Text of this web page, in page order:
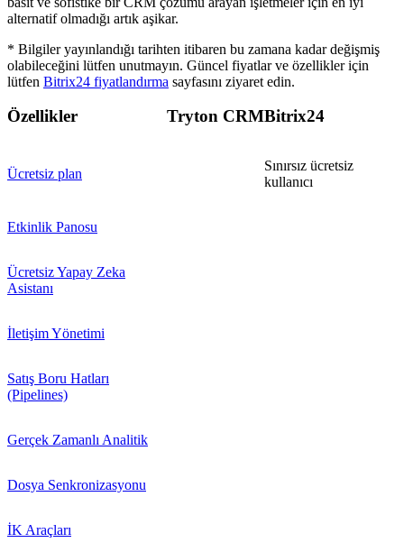
alternatif olmadığı artık aşikar.
* Bilgiler yayınlandığı tarihten itibaren bu zamana kadar değişmiş
olabileceğini lütfen unutmayın. Güncel fiyatlar ve özellikler için
lütfen Bitrix24 fiyatlandırma sayfasını ziyaret edin.
Özellikler Tryton CRMBitrix24
Ücretsiz plan
Sınırsız ücretsiz
kullanıcı
Etkinlik Panosu
Ücretsiz Yapay Zeka
Asistanı
İletişim Yönetimi
Satış Boru Hatları
(Pipelines)
Gerçek Zamanlı Analitik
Dosya Senkronizasyonu
İK Araçları